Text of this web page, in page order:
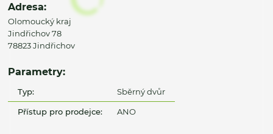
Adresa:
Olomoucký kraj
Jindřichov 78
78823 Jindřichov
Parametry:
Typ: Sběrný dvůr
Přístup pro prodejce: ANO